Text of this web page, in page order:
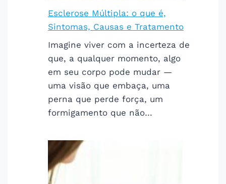
Esclerose Múltipla: o que é,
Sintomas, Causas e Tratamento
Imagine viver com a incerteza de
que, a qualquer momento, algo
em seu corpo pode mudar —
uma visão que embaça, uma
perna que perde força, um
formigamento que não…